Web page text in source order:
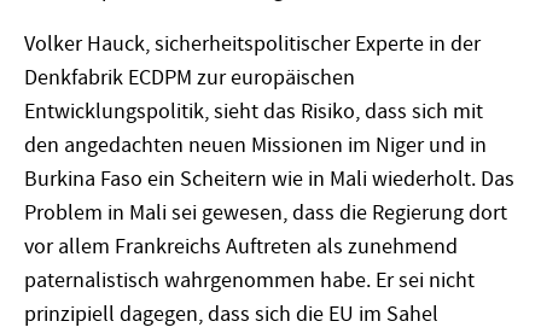
Volker Hauck, sicherheitspolitischer Experte in der
Denkfabrik ECDPM zur europäischen
Entwicklungspolitik, sieht das Risiko, dass sich mit
den angedachten neuen Missionen im Niger und in
Burkina Faso ein Scheitern wie in Mali wiederholt. Das
Problem in Mali sei gewesen, dass die Regierung dort
vor allem Frankreichs Auftreten als zunehmend
paternalistisch wahrgenommen habe. Er sei nicht
prinzipiell dagegen, dass sich die EU im Sahel